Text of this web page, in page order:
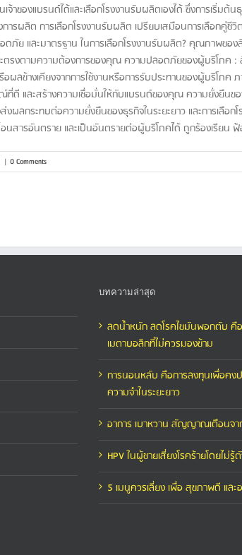
าของแบรนด์ได้และเลือกโรงงานรับผลิตเองได้ ซึ่งการเริ่ม
การผลิต การเลือกโรงงานรับผลิต เปรียบเสมือนการเลือ
อดภัย และมาตรฐาน ในการเลือกโรงงานรับผลิต? คุณภา
รงตามความต้องการของคุณ ความปลอดภัยของผู้บริโภค
ผลข้างเคียงจากการใช้งานหรือการรับประทานของผู้บริโภ
และสร้างความเชื่อมั่นให้กับแบรนด์ของคุณ ความยั่งยืนข
ลกระทบต่อความยั่งยืนของธุรกิจในระยะยาว และการเลือ
สารอันตราย และเป็นอันตรายต่อผู้บริโภคได้ ถูกร้องเรียน
| 0 Comments
บทความล่าสุด
ลดน้ำหนัก ลดโรคไขมันพอกตับ
เมตาบอลิกที่ไม่ควรมองข้าม
การนอนหลับ คือการลงทุนเพื่อคง
ความจำในระยะยาว
อาการ เบาหวาน สัญญาณเตือนจา
HPV ในผู้ชายเสี่ยงโรคร้ายโดยไม่รู้
5 เมนูควรเลี่ยง เพื่อ สุขภาพดี และ